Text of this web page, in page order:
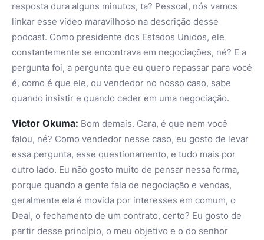
resposta dura alguns minutos, ta? Pessoal, nós vamos
linkar esse vídeo maravilhoso na descrição desse
podcast. Como presidente dos Estados Unidos, ele
constantemente se encontrava em negociações, né? E a
pergunta foi, a pergunta que eu quero repassar para você
é, como é que ele, ou vendedor no nosso caso, sabe
quando insistir e quando ceder em uma negociação.
Victor Okuma: Bom demais. Cara, é que nem você
falou, né? Como vendedor nesse caso, eu gosto de levar
essa pergunta, esse questionamento, e tudo mais por
outro lado. Eu não gosto muito de pensar nessa forma,
porque quando a gente fala de negociação e vendas,
geralmente ela é movida por interesses em comum, o
Deal, o fechamento de um contrato, certo? Eu gosto de
partir desse princípio, o meu objetivo e o do senhor